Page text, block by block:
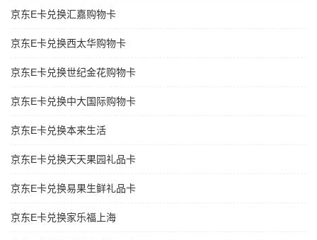
京东E卡兑换汇嘉购物卡
京东E卡兑换西太华购物卡
京东E卡兑换世纪金花购物卡
京东E卡兑换中大国际购物卡
京东E卡兑换本来生活
京东E卡兑换天天果园礼品卡
京东E卡兑换易果生鲜礼品卡
京东E卡兑换家乐福上海